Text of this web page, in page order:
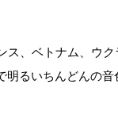
、ベトナム、ウ
るいちんどんの